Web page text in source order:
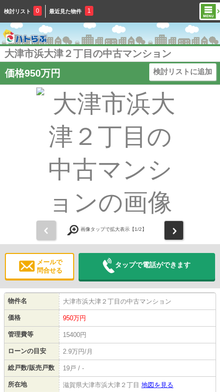
検討リスト 0 最近見た物件 1
大津市浜大津２丁目の中古マンション
価格950万円
検討リストに追加
画像タップで拡大表示【1/2】
メールで
問合せる
タップで電話ができます
物件名 大津市浜大津２丁目の中古マンション
価格 950万円
管理費等 15400円
ローンの目安 2.9万円/月
総戸数/販売戸数 19戸 / -
所在地 滋賀県大津市浜大津２丁目 地図を見る